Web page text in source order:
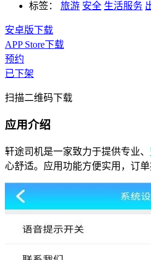
标签：
旅游 安全 生活服务
安卓版下载
APP Store下载
预约
已下架
扫描二维码下载
应用介绍
轩途司机是一家致力于提供专业、
心舒适。应用功能方便实用，订